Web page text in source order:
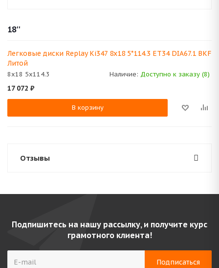
18''
Легковые диски Replay Ki347 8x18 5*114.3 ET34 DIA67.1 BKF
Литой
8x18 5x114.3 Наличие: Доступно к заказу (8)
17 072 ₽
В корзину
Отзывы
Подпишитесь на нашу рассылку, и получите курс
грамотного клиента!